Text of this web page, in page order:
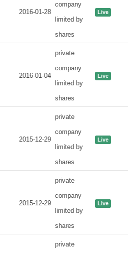
2016-01-28
company
limited by
shares
Live
2016-01-04
private
company
limited by
shares
Live
2015-12-29
private
company
limited by
shares
Live
2015-12-29
private
company
limited by
shares
Live
private